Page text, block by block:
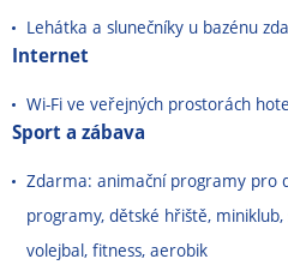
Lehátka a slunečníky u bazénu
Internet
Wi-Fi ve veřejných prostorách
Sport a zábava
Zdarma: animační programy pro
programy, dětské hřiště, miniklub,
volejbal, fitness, aerobik